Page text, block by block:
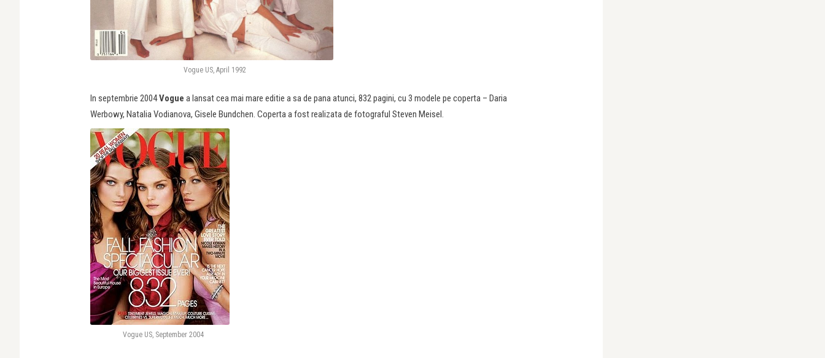
Vogue US, April 1992
In septembrie 2004Vogue a lansat cea mai mare editie a sa de pana atunci, 832 pagini, cu 3 modele pe coperta – Daria
Werbowy, Natalia Vodianova, Gisele Bundchen. Coperta a fost realizata de fotograful Steven Meisel.
Vogue US, September 2004